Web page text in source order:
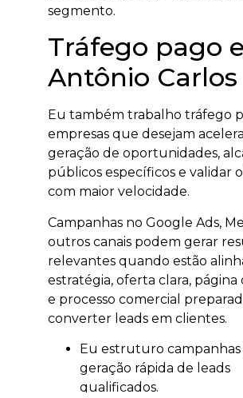
segmento.
Tráfego pago
Antônio Carlos
Eu também trabalho tráfego
empresas que desejam
geração de oportunidades,
públicos específicos e validar
com maior velocidade.
Campanhas no Google Ads,
outros canais podem gerar
relevantes quando estão
estratégia, oferta clara, página
e processo comercial
converter leads em clientes.
Eu estruturo campanhas
geração rápida de leads
qualificados.